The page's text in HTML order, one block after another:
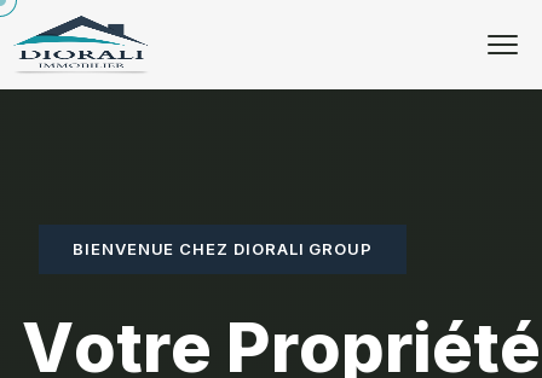
BIENVENUE CHEZ DIORALI GROUP
Votre Propriété